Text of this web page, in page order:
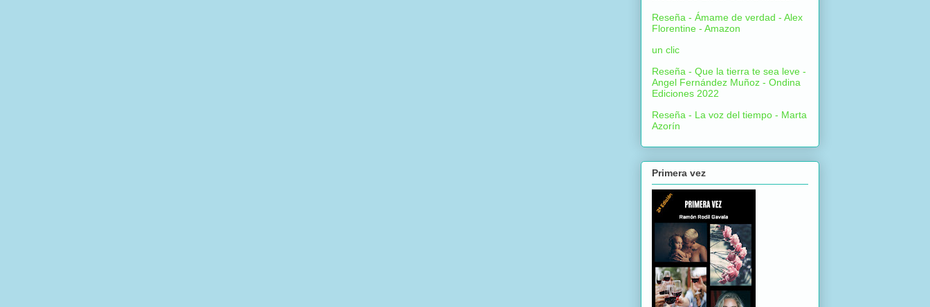
Reseña - Ámame de verdad - Alex
Florentine - Amazon
un clic
Reseña - Que la tierra te sea leve -
Angel Fernández Muñoz - Ondina
Ediciones 2022
Reseña - La voz del tiempo - Marta
Azorín
Primera vez